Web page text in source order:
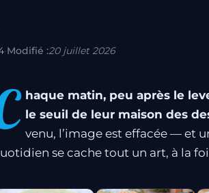
·Modifié :20 juillet 2026
haque matin, peu après le
le seuil de leur maison des
venu, l’image est effacée — et
se cache tout un art, à la